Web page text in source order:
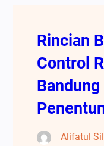
Rincian
Control
Alifatul